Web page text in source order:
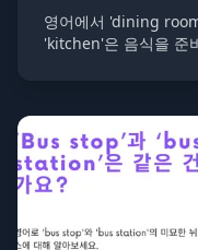
영어에서 'dining
'kitchen'은 음식을 준